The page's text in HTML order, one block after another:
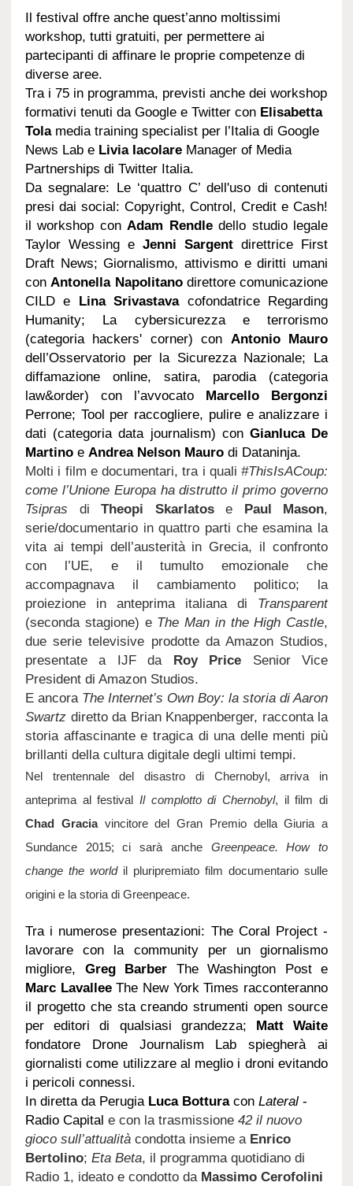
Il festival offre anche quest’anno moltissimi
workshop, tutti gratuiti, per permettere ai
partecipanti di affinare le proprie competenze di
diverse aree.
Tra i 75 in programma, previsti anche dei workshop
formativi tenuti da Google e Twitter con Elisabetta
Tolamedia training specialist per l’Italia di Google
News Lab e Livia Iacolare Manager of Media
Partnerships di Twitter Italia.
Da segnalare: Le ‘quattro C’ dell'uso di contenuti
presi dai social: Copyright, Control, Credit e Cash!
il workshop con Adam Rendledello studio legale
Taylor Wessing e Jenni Sargent direttrice First
Draft News; Giornalismo, attivismo e diritti umani
con Antonella Napolitanodirettore comunicazione
CILD e Lina Srivastavacofondatrice Regarding
Humanity; La cybersicurezza e terrorismo
(categoria hackers' corner) con Antonio Mauro
dell’Osservatorio per la Sicurezza Nazionale; La
diffamazione online, satira, parodia (categoria
law&order) con l’avvocato Marcello Bergonzi
Perrone; Tool per raccogliere, pulire e analizzare i
dati (categoria data journalism) con Gianluca De
Martino e Andrea Nelson Mauro di Dataninja.
Molti i film e documentari, tra i quali #ThisIsACoup:
come l’Unione Europa ha distrutto il primo governo
Tsipras di Theopi Skarlatose Paul Mason,
serie/documentario in quattro parti che esamina la
vita ai tempi dell’austerità in Grecia, il confronto
con l’UE, e il tumulto emozionale che
accompagnava il cambiamento politico; la
proiezione in anteprima italiana di Transparent
(seconda stagione) e The Man in the High Castle,
due serie televisive prodotte da Amazon Studios,
presentate a IJF da Roy Price Senior Vice
President di Amazon Studios.
E ancora The Internet’s Own Boy: la storia di Aaron
Swartz diretto da Brian Knappenberger, racconta la
storia affascinante e tragica di una delle menti più
brillanti della cultura digitale degli ultimi tempi.
Nel trentennale del disastro di Chernobyl, arriva in
anteprima al festival Il complotto di Chernobyl, il film di
Chad Graciavincitore del Gran Premio della Giuria a
Sundance 2015; ci sarà anche Greenpeace. How to
change the worldil pluripremiato film documentario sulle
origini e la storia di Greenpeace.
Tra i numerose presentazioni: The Coral Project -
lavorare con la community per un giornalismo
migliore, Greg Barber The Washington Post e
Marc LavalleeThe New York Times racconteranno
il progetto che sta creando strumenti open source
per editori di qualsiasi grandezza; Matt Waite
fondatore Drone Journalism Lab spiegherà ai
giornalisti come utilizzare al meglio i droni evitando
i pericoli connessi.
In diretta da Perugia Luca Bottura con Lateral -
Radio Capital e con la trasmissione 42 il nuovo
gioco sull’attualità condotta insieme a Enrico
Bertolino; Eta Beta, il programma quotidiano di
Radio 1, ideato e condotto da Massimo Cerofolini